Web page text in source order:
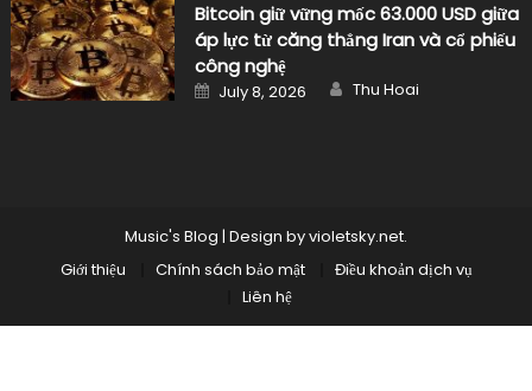
Bitcoin giữ vững mốc 63.000 USD giữa
áp lực từ căng thẳng Iran và cổ phiếu
công nghệ
Posted
on
July 8, 2026 Author
Thu Hoai
Music's Blog | Design byvioletsky.net.
Giới thiệu
Chính sách bảo mật
Điều khoản dịch vụ
Liên hệ